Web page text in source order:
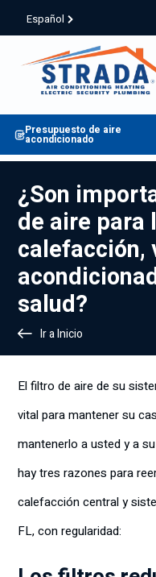
Español
Presupuesto de aire
acondicionado
¿Son
de aire para
calefacción,
salud?
Ir a Inicio
El filtro de aire de su
vital para mantener su
mantenerlo a usted y a
hay tres razones para
calefacción central y
FL, con regularidad: